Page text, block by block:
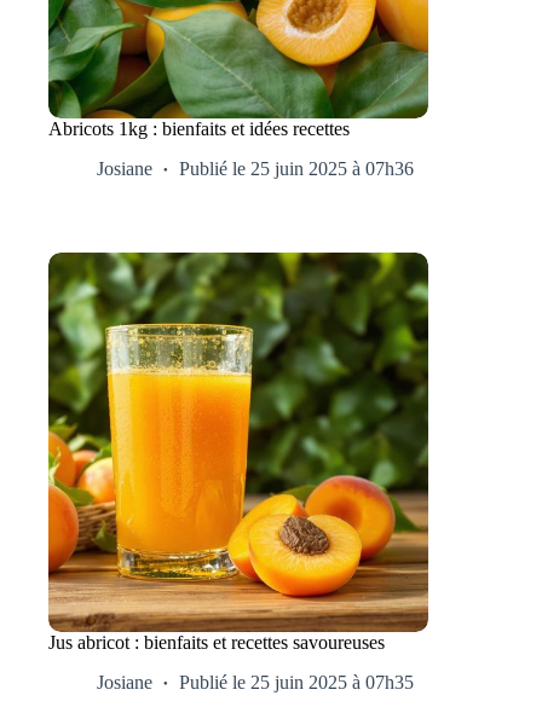
Abricots 1kg : bienfaits et idées recettes
Josiane
Publié le 25 juin 2025 à 07h36
Jus abricot : bienfaits et recettes savoureuses
Josiane
Publié le 25 juin 2025 à 07h35